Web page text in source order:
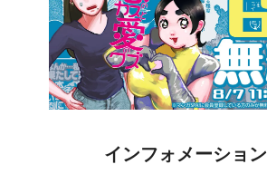
インフォメーション